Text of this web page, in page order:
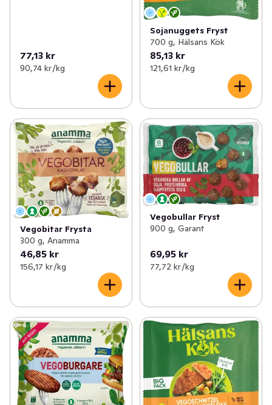
77,13 kr
90,74 kr /kg
Sojanuggets Fryst
700 g, Hälsans Kök
85,13 kr
121,61 kr /kg
Vegobitar Frysta
300 g, Anamma
46,85 kr
156,17 kr /kg
Vegobullar Fryst
900 g, Garant
69,95 kr
77,72 kr /kg